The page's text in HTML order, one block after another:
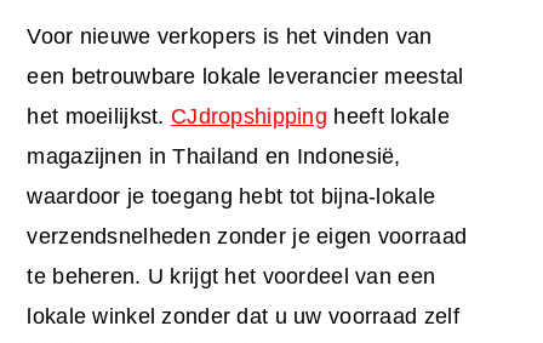
Voor nieuwe verkopers is het vinden van
een betrouwbare lokale leverancier meestal
het moeilijkst. CJdropshipping heeft lokale
magazijnen in Thailand en Indonesië,
waardoor je toegang hebt tot bijna-lokale
verzendsnelheden zonder je eigen voorraad
te beheren. U krijgt het voordeel van een
lokale winkel zonder dat u uw voorraad zelf